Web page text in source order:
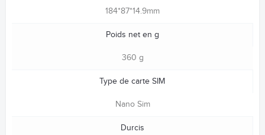
184*87*14.9mm
Poids net en g
360 g
Type de carte SIM
Nano Sim
Durcis